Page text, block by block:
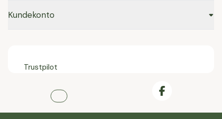
Kundekonto
Trustpilot